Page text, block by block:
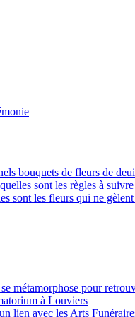
bouquets de fleurs de
sont les règles à
sont les fleurs qui ne gèlent
métamorphose pour
à Louviers
lien avec les Arts